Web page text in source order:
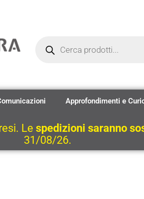
Approfondimenti e
Le spedizioni saranno
31/08/26.